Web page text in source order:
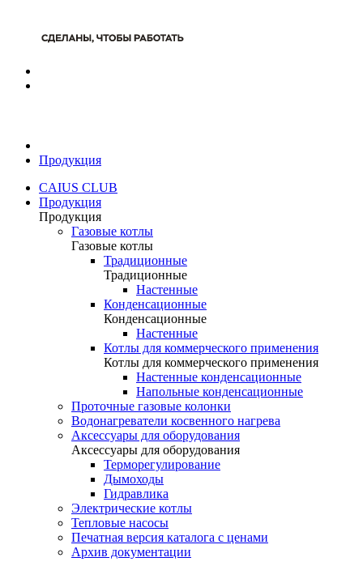
Продукция
CAIUS CLUB
Продукция
Продукция
Газовые котлы
Газовые котлы
Традиционные
Традиционные
Настенные
Конденсационные
Конденсационные
Настенные
Котлы для коммерческого применения
Котлы для коммерческого применения
Настенные конденсационные
Напольные конденсационные
Проточные газовые колонки
Водонагреватели косвенного нагрева
Аксессуары для оборудования
Аксессуары для оборудования
Терморегулирование
Дымоходы
Гидравлика
Электрические котлы
Тепловые насосы
Печатная версия каталога с ценами
Архив документации